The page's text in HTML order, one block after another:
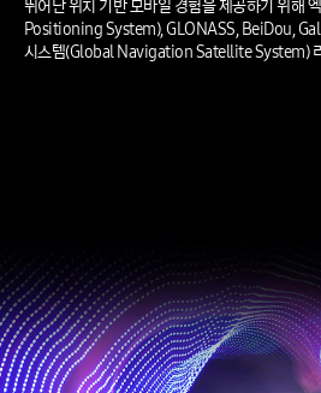
뛰어난 위치 기반 모바일 경험을 제공하기 위해
Positioning System), GLONASS, BeiDou,
시스템(Global Navigation Satellite System)